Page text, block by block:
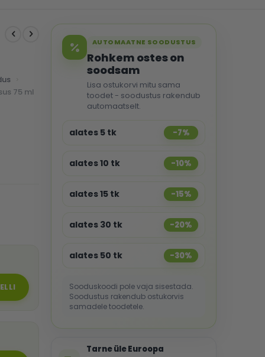
75 ml
AUTOMAATNE SOODUSTUS
Rohkem ostes on
soodsam
Lisa ostukorvi mitu sama
toodet - soodustus rakendub
automaatselt.
alates 5 tk -7%
alates 10 tk -10%
alates 15 tk -15%
alates 30 tk -20%
alates 50 tk -30%
Sooduskoodi pole vaja sisestada.
Soodustus rakendub ostukorvis
samadele toodetele.
Tarne üle Euroopa